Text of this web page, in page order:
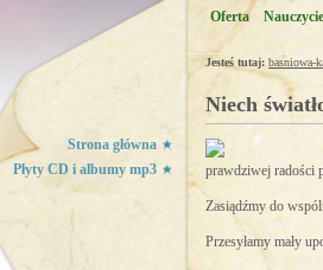
Oferta
Strona główna
Płyty CD i albumy mp3
Jesteś tutaj: basniowa-
Niech
prawdziwej radości
Zasiądźmy do
Przesyłamy mały